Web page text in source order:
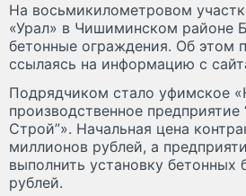
На восьмикилометровом
«Урал» в Чишиминском районе
бетонные ограждения. Об этом
ссылаясь на информацию с
Подрядчиком стало уфимское
производственное предприятие
Строй”». Начальная цена
миллионов рублей, а
выполнить установку бетонных
рублей.